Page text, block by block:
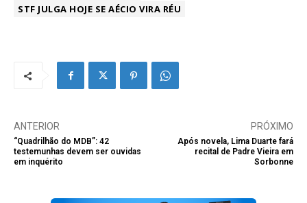
STF JULGA HOJE SE AÉCIO VIRA RÉU
ANTERIOR
“Quadrilhão do MDB”: 42
testemunhas devem ser ouvidas
em inquérito
PRÓXIMO
Após novela, Lima Duarte fará
recital de Padre Vieira em
Sorbonne